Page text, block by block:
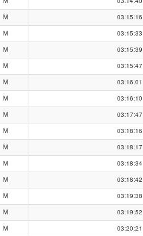
M 03:15:16
M 03:15:33
M 03:15:39
M 03:15:47
M 03:16:01
M 03:16:10
M 03:17:47
M 03:18:16
M 03:18:17
M 03:18:34
M 03:18:42
M 03:19:38
M 03:19:52
M 03:20:21